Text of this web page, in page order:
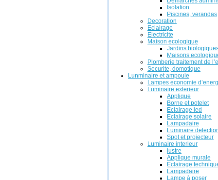
Isolation
Piscines, verandas
Decoration
Eclairage
Electricite
Maison ecologique
Jardins
Maisons
Plomberie traitement de
Securite, domotique
Lunminaire et ampoule
Lampes economie
Luminaire exterieur
Applique
Borne et potelet
Eclairage led
Eclairage solaire
Lampadaire
Luminaire
Spot et projecteur
Luminaire interieur
lustre
Applique murale
Eclairage
Lampadaire
Lampe à poser